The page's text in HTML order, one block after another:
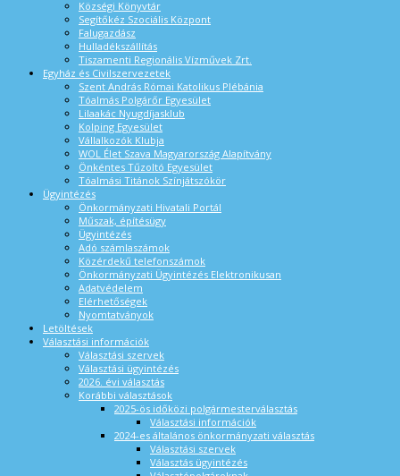
Községi Könyvtár
Segítőkéz Szociális Központ
Falugazdász
Hulladékszállítás
Tiszamenti Regionális Vízművek Zrt.
Egyház és Civilszervezetek
Szent András Római Katolikus Plébánia
Tóalmás Polgárőr Egyesület
Lilaakác Nyugdíjasklub
Kolping Egyesület
Vállalkozók Klubja
WOL Élet Szava Magyarország Alapítvány
Önkéntes Tűzoltó Egyesület
Tóalmási Titánok Színjátszókör
Ügyintézés
Önkormányzati Hivatali Portál
Műszak, építésügy
Ügyintézés
Adó számlaszámok
Közérdekű telefonszámok
Önkormányzati Ügyintézés Elektronikusan
Adatvédelem
Elérhetőségek
Nyomtatványok
Letöltések
Választási információk
Választási szervek
Választási ügyintézés
2026. évi választás
Korábbi választások
2025-ös időközi polgármesterválasztás
Választási információk
2024-es általános önkormányzati választás
Választási szervek
Választás ügyintézés